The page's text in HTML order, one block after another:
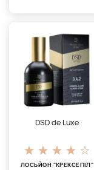
DSD de Luxe
ЛОСЬЙОН "КРЕКСЕПІЛ"